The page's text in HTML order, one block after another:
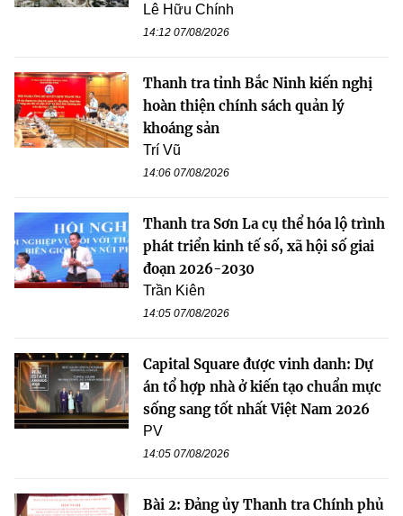
Lê Hữu Chính
14:12 07/08/2026
Thanh tra tỉnh Bắc Ninh kiến nghị
hoàn thiện chính sách quản lý
khoáng sản
Trí Vũ
14:06 07/08/2026
Thanh tra Sơn La cụ thể hóa lộ trình
phát triển kinh tế số, xã hội số giai
đoạn 2026-2030
Trần Kiên
14:05 07/08/2026
Capital Square được vinh danh: Dự
án tổ hợp nhà ở kiến tạo chuẩn mực
sống sang tốt nhất Việt Nam 2026
PV
14:05 07/08/2026
Bài 2: Đảng ủy Thanh tra Chính phủ